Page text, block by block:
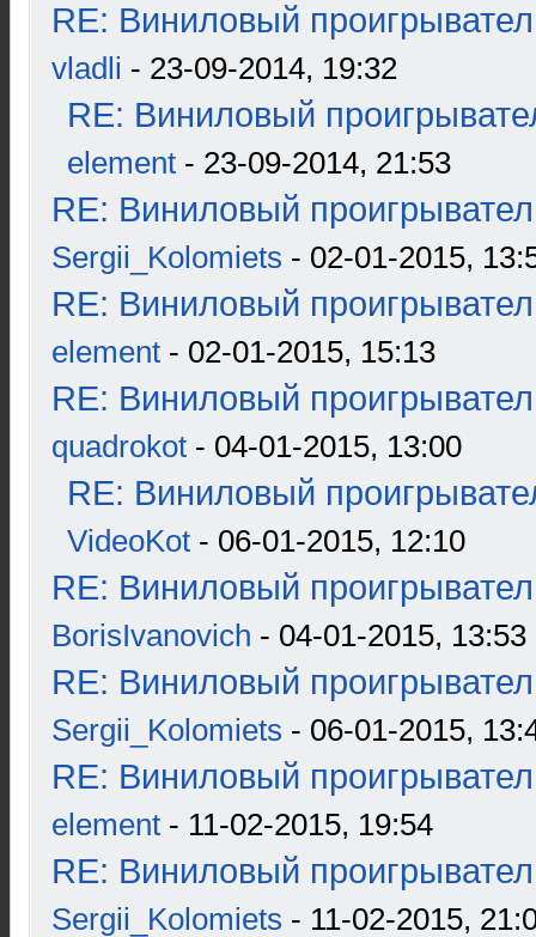
RE: Виниловый
vladli - 23-09-2014, 19:32
RE: Виниловый
element - 23-09-2014, 21:53
RE: Виниловый
Sergii_Kolomiets - 02-01-2015,
RE: Виниловый
element - 02-01-2015, 15:13
RE: Виниловый
quadrokot - 04-01-2015, 13:00
RE: Виниловый
VideoKot - 06-01-2015, 12:10
RE: Виниловый
BorisIvanovich - 04-01-2015, 13:53
RE: Виниловый
Sergii_Kolomiets - 06-01-2015,
RE: Виниловый
element - 11-02-2015, 19:54
RE: Виниловый
Sergii_Kolomiets - 11-02-2015,